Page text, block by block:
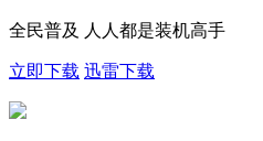
全民普及 人人都是装机高手
立即下载 迅雷下载